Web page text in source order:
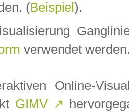
(Beispiel ).
verwendet
Online-
GIMV ↗